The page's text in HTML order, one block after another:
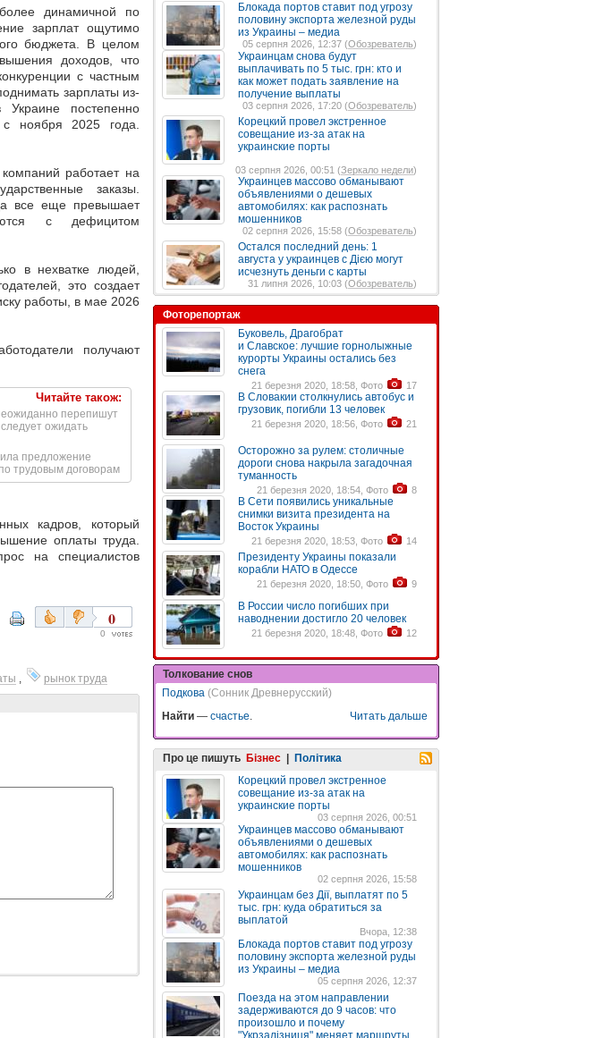
динамичной по
зарплат ощутимо
бюджета. В целом
доходов, что
с частным
зарплаты из-
постепенно
с ноября 2025 года.
работает на
заказы.
все еще превышает
с дефицитом
в нехватке людей,
это создает
работы, в мае 2026
получают
Читайте також:
перепишут
ожидать
предложение
трудовым договорам
кадров, который
оплаты труда.
на специалистов
0
0
,
рынок труда
Блокада портов ставит под угрозу
половину экспорта железной руды
из Украины – медиа
05 серпня 2026, 12:37 (Обозреватель)
Украинцам снова будут
выплачивать по 5 тыс. грн: кто и
как может подать заявление на
получение выплаты
03 серпня 2026, 17:20 (Обозреватель)
Корецкий провел экстренное
совещание из-за атак на
украинские порты
03 серпня 2026, 00:51 (Зеркало недели)
Украинцев массово обманывают
объявлениями о дешевых
автомобилях: как распознать
мошенников
02 серпня 2026, 15:58 (Обозреватель)
Остался последний день: 1
августа у украинцев с Дією могут
исчезнуть деньги с карты
31 липня 2026, 10:03 (Обозреватель)
Фоторепортаж
Буковель, Драгобрат
и Славское: лучшие горнолыжные
курорты Украины остались без
снега
21 березня 2020, 18:58, Фото 17
В Словакии столкнулись автобус и
грузовик, погибли 13 человек
21 березня 2020, 18:56, Фото 21
Осторожно за рулем: столичные
дороги снова накрыла загадочная
туманность
21 березня 2020, 18:54, Фото 8
В Сети появились уникальные
снимки визита президента на
Восток Украины
21 березня 2020, 18:53, Фото 14
Президенту Украины показали
корабли НАТО в Одессе
21 березня 2020, 18:50, Фото 9
В России число погибших при
наводнении достигло 20 человек
21 березня 2020, 18:48, Фото 12
Толкование снов
Подкова (Сонник Древнерусский)
Найти — счастье. Читать дальше
Про це пишуть Бізнес | Політика
Корецкий провел экстренное
совещание из-за атак на
украинские порты
03 серпня 2026, 00:51
Украинцев массово обманывают
объявлениями о дешевых
автомобилях: как распознать
мошенников
02 серпня 2026, 15:58
Украинцам без Дії, выплатят по 5
тыс. грн: куда обратиться за
выплатой
Вчора, 12:38
Блокада портов ставит под угрозу
половину экспорта железной руды
из Украины – медиа
05 серпня 2026, 12:37
Поезда на этом направлении
задерживаются до 9 часов: что
произошло и почему
"Укрзалізниця" меняет маршруты